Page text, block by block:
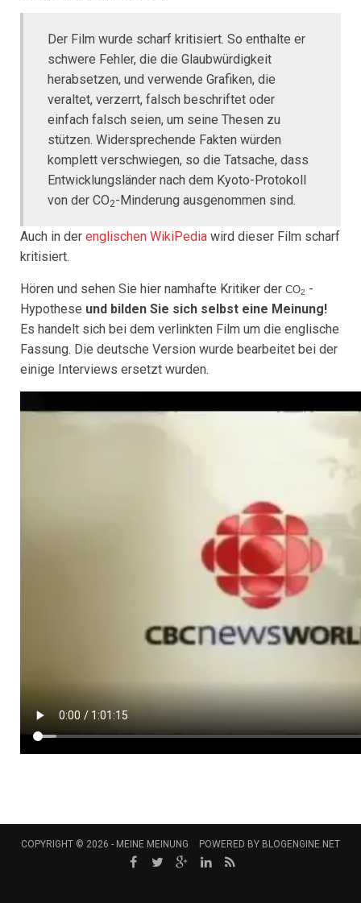
Der Film wurde scharf kritisiert. So enthalte er
schwere Fehler, die die Glaubwürdigkeit
herabsetzen, und verwende Grafiken, die
veraltet, verzerrt, falsch beschriftet oder
einfach falsch seien, um seine Thesen zu
stützen. Widersprechende Fakten würden
komplett verschwiegen, so die Tatsache, dass
Entwicklungsländer nach dem Kyoto-Protokoll
von der CO2-Minderung ausgenommen sind.
Auch in der englischen WikiPedia wird dieser Film scharf
kritisiert.
Hören und sehen Sie hier namhafte Kritiker der CO2 -
Hypothese und bilden Sie sich selbst eine Meinung!
Es handelt sich bei dem verlinkten Film um die englische
Fassung. Die deutsche Version wurde bearbeitet bei der
einige Interviews ersetzt wurden.
COPYRIGHT © 2026 - MEINE MEINUNG POWERED BY BLOGENGINE.NET